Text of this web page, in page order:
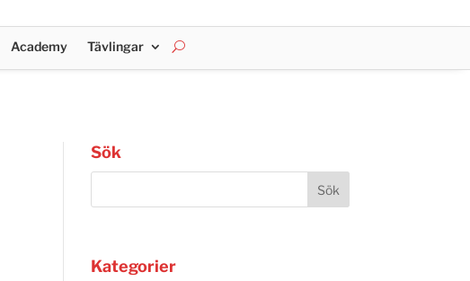
Academy Tävlingar
Sök
Kategorier